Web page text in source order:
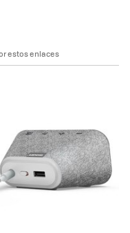
estos enlaces